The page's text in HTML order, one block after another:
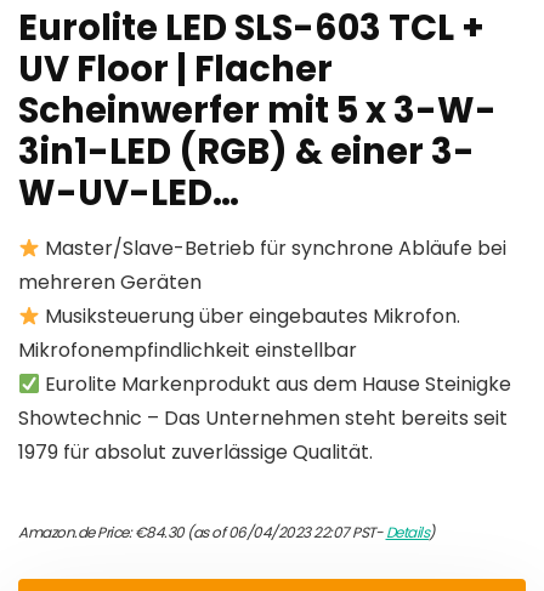
Eurolite LED SLS-603 TCL +
UV Floor | Flacher
Scheinwerfer mit 5 x 3-W-
3in1-LED (RGB) & einer 3-
W-UV-LED…
Master/Slave-Betrieb für synchrone Abläufe bei
mehreren Geräten
Musiksteuerung über eingebautes Mikrofon.
Mikrofonempfindlichkeit einstellbar
Eurolite Markenprodukt aus dem Hause Steinigke
Showtechnic – Das Unternehmen steht bereits seit
1979 für absolut zuverlässige Qualität.
Amazon.de Price:€84.30(as of 06/04/2023 22:07 PST-Details)